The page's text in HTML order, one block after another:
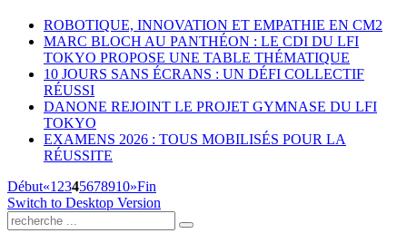
ROBOTIQUE, INNOVATION ET EMPATHIE EN CM2
MARC BLOCH AU PANTHÉON : LE CDI DU LFI
TOKYO PROPOSE UNE TABLE THÉMATIQUE
10 JOURS SANS ÉCRANS : UN DÉFI COLLECTIF
RÉUSSI
DANONE REJOINT LE PROJET GYMNASE DU LFI
TOKYO
EXAMENS 2026 : TOUS MOBILISÉS POUR LA
RÉUSSITE
Début«1 2345678910»Fin
Switch to Desktop Version